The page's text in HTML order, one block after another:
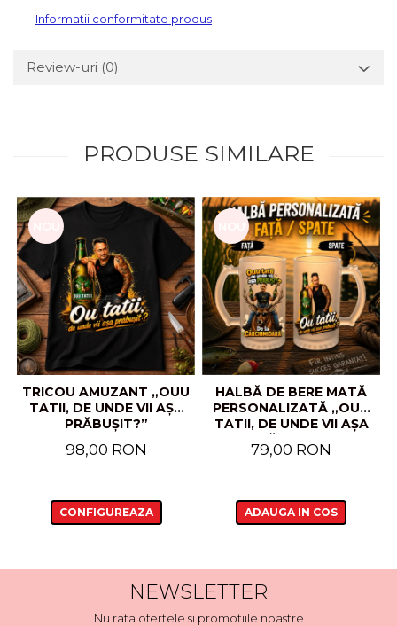
Informatii conformitate produs
Review-uri (0)
PRODUSE SIMILARE
TRICOU AMUZANT „OUU
TATII, DE UNDE VII AȘA
PRĂBUȘIT?”
98,00 RON
CONFIGUREAZA
HALBĂ DE BERE MATĂ
PERSONALIZATĂ „OUU
TATII, DE UNDE VII AȘA
PRĂBUȘIT?”
79,00 RON
ADAUGA IN COS
NEWSLETTER
Nu rata ofertele si promotiile noastre